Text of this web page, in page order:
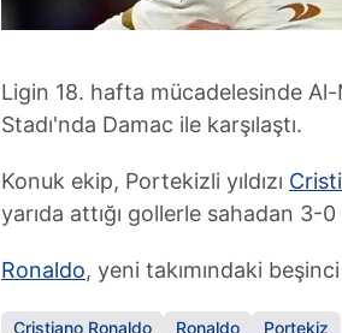
Ligin 18. hafta mücadelesinde
Stadı'nda Damac ile karşılaştı.
Konuk ekip, Portekizli yıldızı
yarıda attığı gollerle sahadan 3-0
Ronaldo, yeni takımındaki
Cristiano Ronaldo Ronaldo Portekiz